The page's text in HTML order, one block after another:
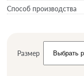
Способ производства
Размер